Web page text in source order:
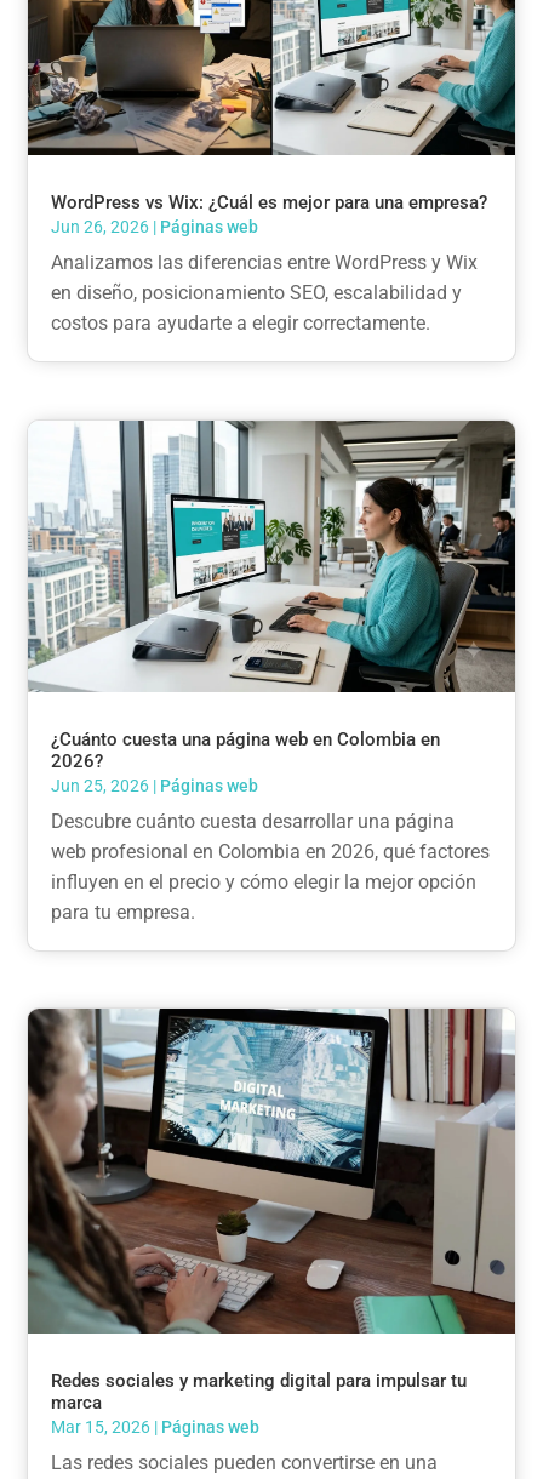
WordPress vs Wix: ¿Cuál es mejor para una empresa?
Jun 26, 2026 | Páginas web
Analizamos las diferencias entre WordPress y Wix
en diseño, posicionamiento SEO, escalabilidad y
costos para ayudarte a elegir correctamente.
¿Cuánto cuesta una página web en Colombia en
2026?
Jun 25, 2026 | Páginas web
Descubre cuánto cuesta desarrollar una página
web profesional en Colombia en 2026, qué factores
influyen en el precio y cómo elegir la mejor opción
para tu empresa.
Redes sociales y marketing digital para impulsar tu
marca
Mar 15, 2026 | Páginas web
Las redes sociales pueden convertirse en una